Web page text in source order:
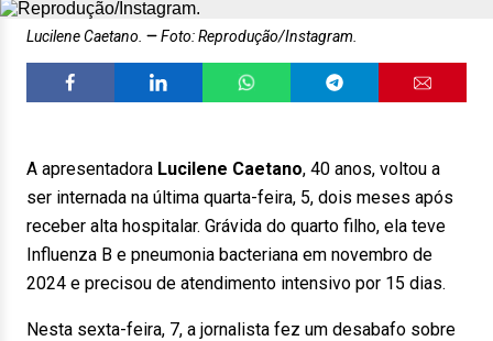
Lucilene Caetano. Foto: Reprodução/Instagram.
A apresentadora Lucilene Caetano, 40 anos, voltou a
ser internada na última quarta-feira, 5, dois meses após
receber alta hospitalar. Grávida do quarto filho, ela teve
Influenza B e pneumonia bacteriana em novembro de
2024 e precisou de atendimento intensivo por 15 dias.
Nesta sexta-feira, 7, a jornalista fez um desabafo sobre